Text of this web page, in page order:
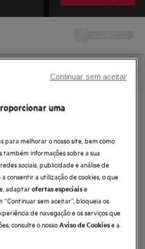
uma
para melhorar o nosso site, bem como
informações sobre a sua
sociais, publicidade e análise de
consentir a utilização de cookies, o que
adaptarofertas especiaise
sem aceitar”, bloqueia os
de navegação e os serviços que
consulte o nossoAviso de Cookiese a
Continuar sem aceitar